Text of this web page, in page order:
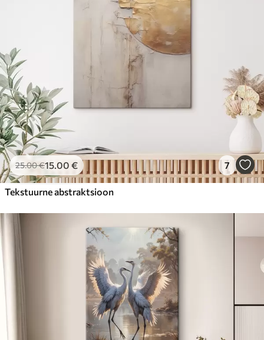
25.00€15.00 € 7
Tekstuurne abstraktsioon